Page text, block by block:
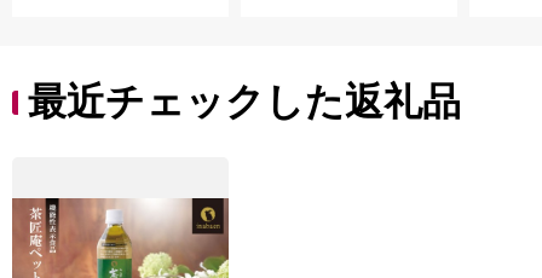
最近チェックした返礼品